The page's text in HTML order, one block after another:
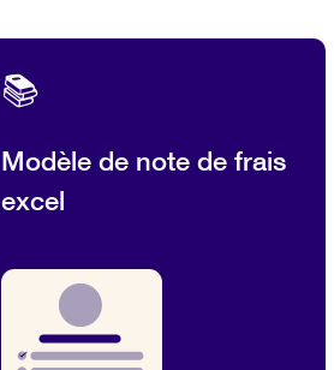
📚
Modèle de note de frais
excel